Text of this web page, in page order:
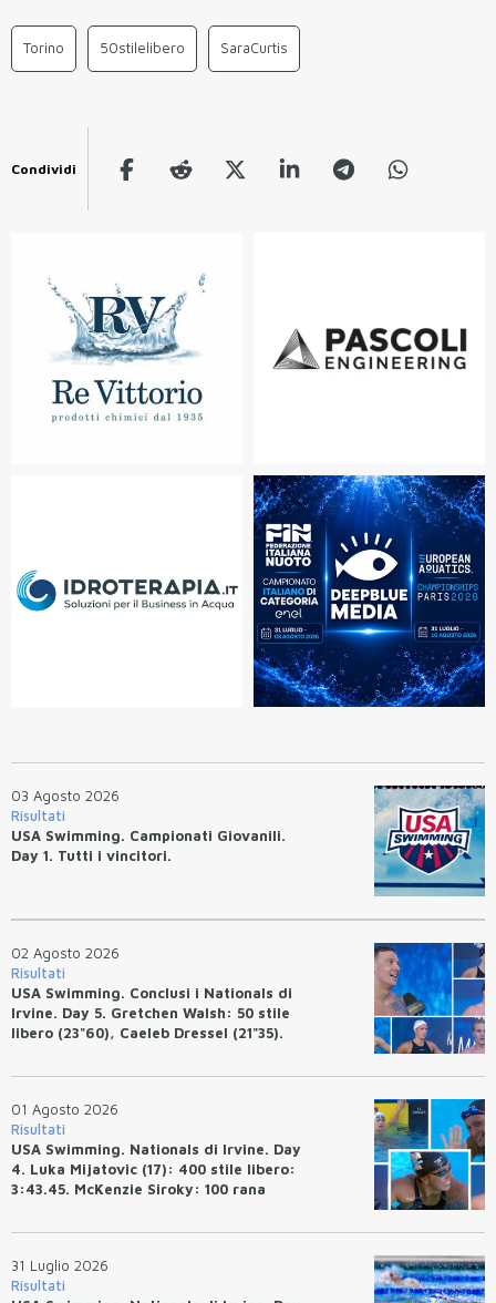
Torino 50stilelibero SaraCurtis
Condividi
03 Agosto 2026
Risultati
USA Swimming. Campionati Giovanili.
Day 1. Tutti i vincitori.
02 Agosto 2026
Risultati
USA Swimming. Conclusi i Nationals di
Irvine. Day 5. Gretchen Walsh: 50 stile
libero (23"60), Caeleb Dressel (21"35).
01 Agosto 2026
Risultati
USA Swimming. Nationals di Irvine. Day
4. Luka Mijatovic (17): 400 stile libero:
3:43.45. McKenzie Siroky: 100 rana
Avakov: 100 rana (58.87).
31 Luglio 2026
Risultati